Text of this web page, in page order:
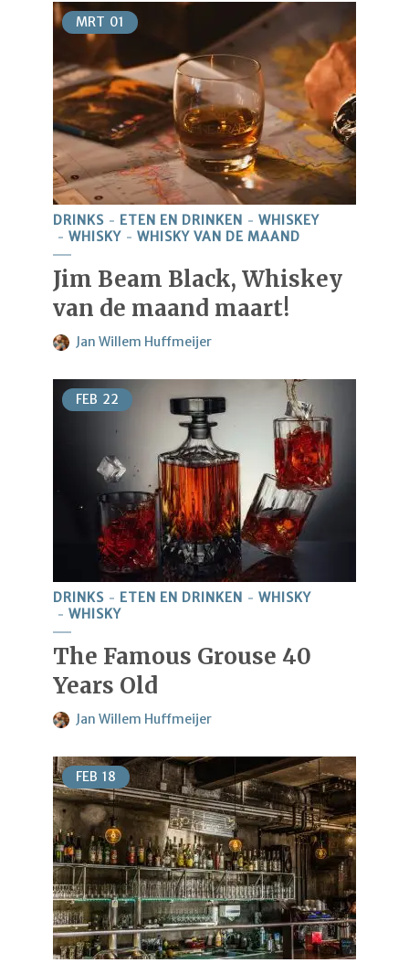
MRT 01
DRINKS ETEN EN DRINKEN
WHISKEY
WHISKY
WHISKY VAN DE MAAND
Jim Beam Black, Whiskey
van de maand maart!
Jan Willem Huffmeijer
FEB 22
DRINKS ETEN EN DRINKEN
WHISKY
WHISKY
The Famous Grouse 40
Years Old
Jan Willem Huffmeijer
FEB 18